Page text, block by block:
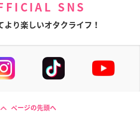
SNS
より楽しいオタクライフ！
ページの先頭へ